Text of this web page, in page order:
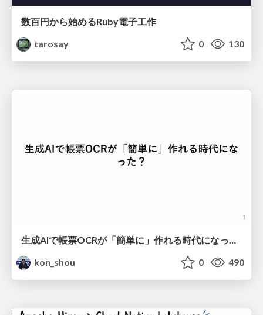
数百円から始めるRuby電子工作
tarosay
0 130
kon_shou
0 490